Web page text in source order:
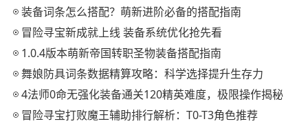
装备词条怎么搭配？萌新进阶必备的搭配指南
冒险寻宝新成就上线 装备系统优化抢先看
1.0.4版本萌新帝国转职圣物装备搭配指南
舞娘防具词条数据精算攻略：科学选择提升生存力
4法师0命无强化装备通关120精英难度，极限操作揭秘
冒险寻宝打败魔王辅助排行解析：T0-T3角色推荐